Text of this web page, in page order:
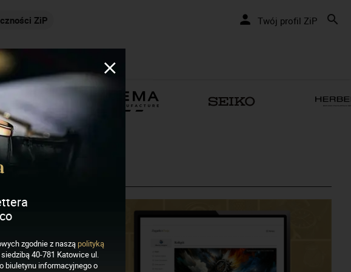
Twój profil ZiP
zgodnie z naszą polityką
40-781 Katowice ul.
biuletynu informacyjnego o